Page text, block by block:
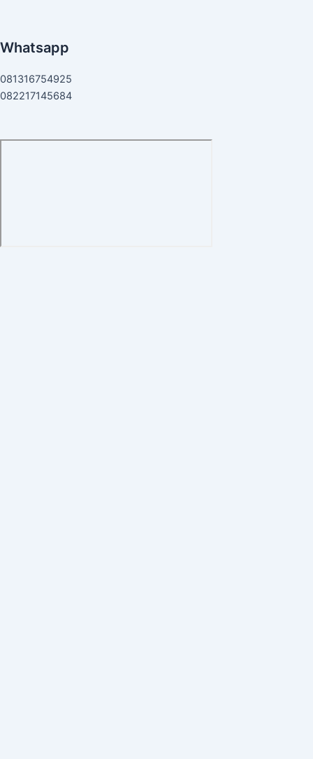
Whatsapp
081316754925
082217145684